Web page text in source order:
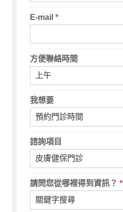
E-mail*
方便聯絡時間
我想要
諮詢項目
請問您從哪裡得到資訊？*